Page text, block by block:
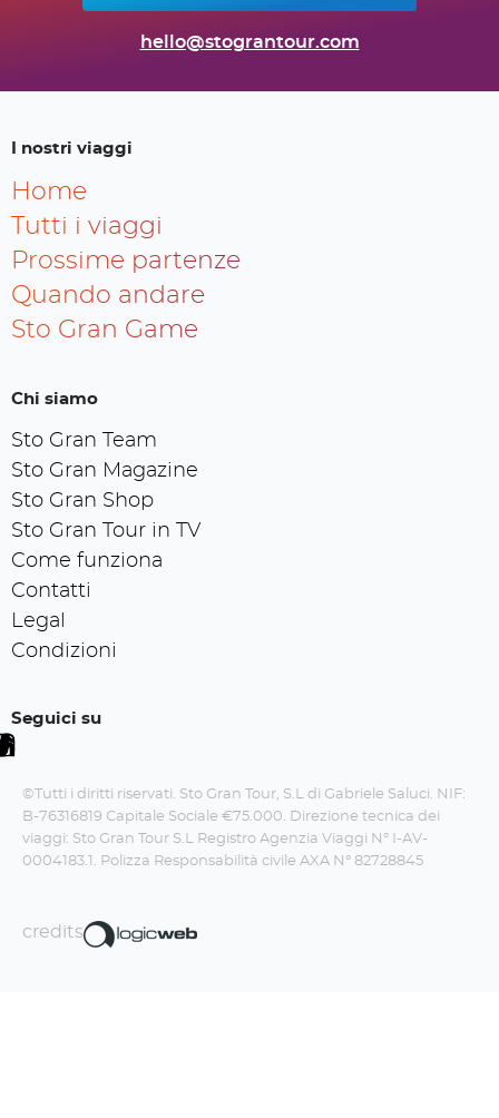
hello@stograntour.com
I nostri viaggi
Home
Tutti i viaggi
Prossime partenze
Quando andare
Sto Gran Game
Chi siamo
Sto Gran Team
Sto Gran Magazine
Sto Gran Shop
Sto Gran Tour in TV
Come funziona
Contatti
Legal
Condizioni
Seguici su
©Tutti i diritti riservati. Sto Gran Tour, S.L di Gabriele Saluci. NIF:
B-76316819 Capitale Sociale €75.000. Direzione tecnica dei
viaggi: Sto Gran Tour S.L Registro Agenzia Viaggi N° I-AV-
0004183.1. Polizza Responsabilità civile AXA N° 82728845
credits